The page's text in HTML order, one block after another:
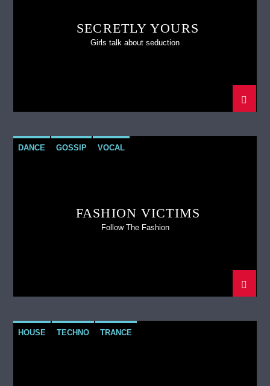
SECRETLY YOURS
Girls talk about seduction
DANCE GOSSIP VOCAL
FASHION VICTIMS
Follow The Fashion
HOUSE TECHNO TRANCE